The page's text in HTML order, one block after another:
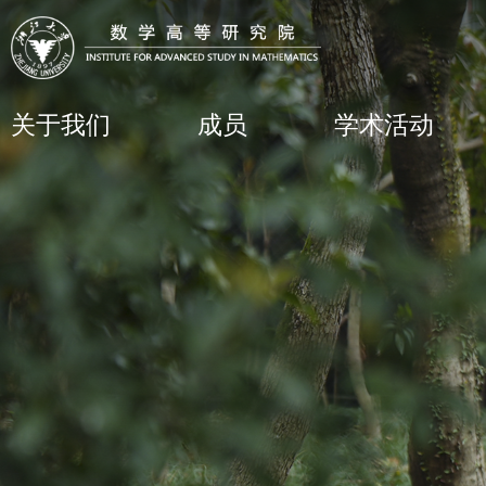
关于我们 成员
教职员工
来访学者
博士后
学术活动
近期活动
讨论班
学术报告
研讨会和项目
线上报告